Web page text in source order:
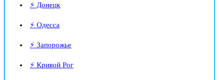
⚡ Донецк
⚡ Одесса
⚡ Запорожье
⚡ Кривой Рог